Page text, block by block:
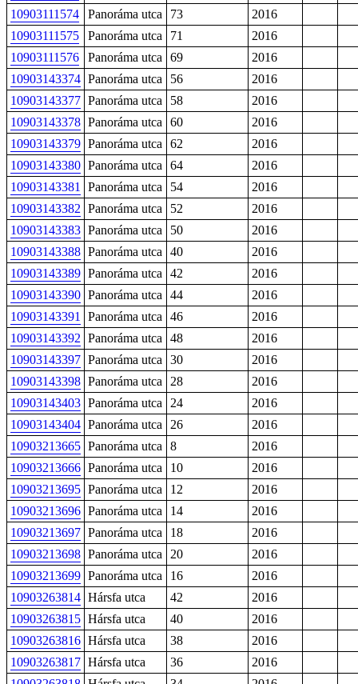
10903111574
Panoráma utca 73
2016
10903111575
Panoráma utca 71
2016
10903111576
Panoráma utca 69
2016
10903143374 Panoráma utca 56
2016
10903143377 Panoráma utca 58
2016
10903143378 Panoráma utca 60
2016
10903143379 Panoráma utca 62
2016
10903143380 Panoráma utca 64
2016
10903143381
Panoráma utca 54
2016
10903143382 Panoráma utca 52
2016
10903143383 Panoráma utca 50
2016
10903143388 Panoráma utca 40
2016
10903143389 Panoráma utca 42
2016
10903143390 Panoráma utca 44
2016
10903143391
Panoráma utca 46
2016
10903143392 Panoráma utca 48
2016
10903143397 Panoráma utca 30
2016
10903143398 Panoráma utca 28
2016
10903143403 Panoráma utca 24
2016
10903143404 Panoráma utca 26
2016
10903213665 Panoráma utca 8
2016
10903213666 Panoráma utca 10
2016
10903213695 Panoráma utca 12
2016
10903213696 Panoráma utca 14
2016
10903213697 Panoráma utca 18
2016
10903213698 Panoráma utca 20
2016
10903213699 Panoráma utca 16
2016
10903263814 Hársfa utca 42
2016
10903263815 Hársfa utca 40
2016
10903263816 Hársfa utca 38
2016
10903263817 Hársfa utca 36
2016